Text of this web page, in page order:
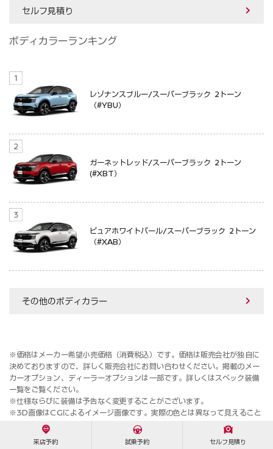
セルフ見積り
ボディカラーランキング
レゾナンスブルー/スーパーブラック 2トーン
（#YBU）
ガーネットレッド/スーパーブラック 2トーン
(#XBT）
ピュアホワイトパール/スーパーブラック 2トーン
（#XAB）
その他のボディカラー
※価格はメーカー希望小売価格（消費税込）です。価格は販売会社が独自に
決めておりますので、詳しく販売会社にお問い合わせください。掲載のメー
カーオプション、ディーラーオプションは一部です。詳しくはスペック装備
一覧をご覧ください。
※仕様ならびに装備は予告なく変更することがございます。
※3D画像はCGによるイメージ画像です。実際の色とは異なって見えること
があります。
※掲載されている写真の一部は合成写真となります。
来店予約 試乗予約 セルフ見積り